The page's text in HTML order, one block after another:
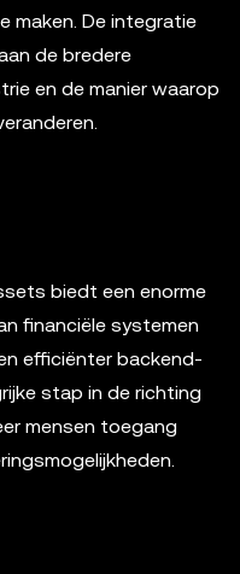
maken. De integratie
de bredere
en de manier waarop
biedt een enorme
financiële systemen
efficiënter backend-
stap in de richting
mensen toegang